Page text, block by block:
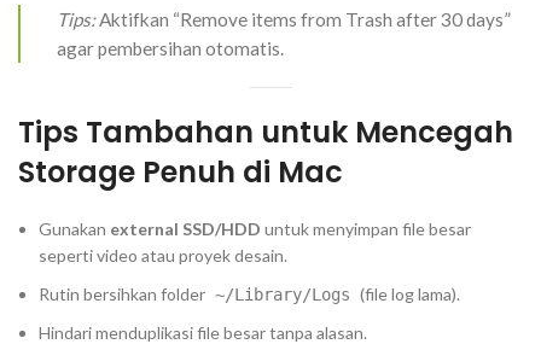
Tips:Aktifkan “Remove items from Trash after 30 days”
agar pembersihan otomatis.
Tips Tambahan untuk Mencegah
Storage Penuh di Mac
Gunakan external SSD/HDD untuk menyimpan file besar
seperti video atau proyek desain.
Rutin bersihkan folder ~/Library/Logs (file log lama).
Hindari menduplikasi file besar tanpa alasan.